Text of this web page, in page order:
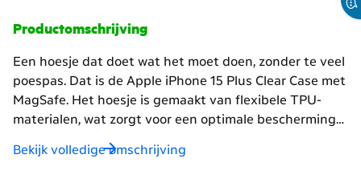
Productomschrijving
Een hoesje dat doet wat het moet doen, zonder te veel
poespas. Dat is de Apple iPhone 15 Plus Clear Case met
MagSafe. Het hoesje is gemaakt van flexibele TPU-
materialen, wat zorgt voor een optimale bescherming
tegen krassen en stoten. Bovendien is de case speciaal
ontwikkeld voor de iPhone 15 Plus, zodat het naadloos
Bekijk volledige omschrijving